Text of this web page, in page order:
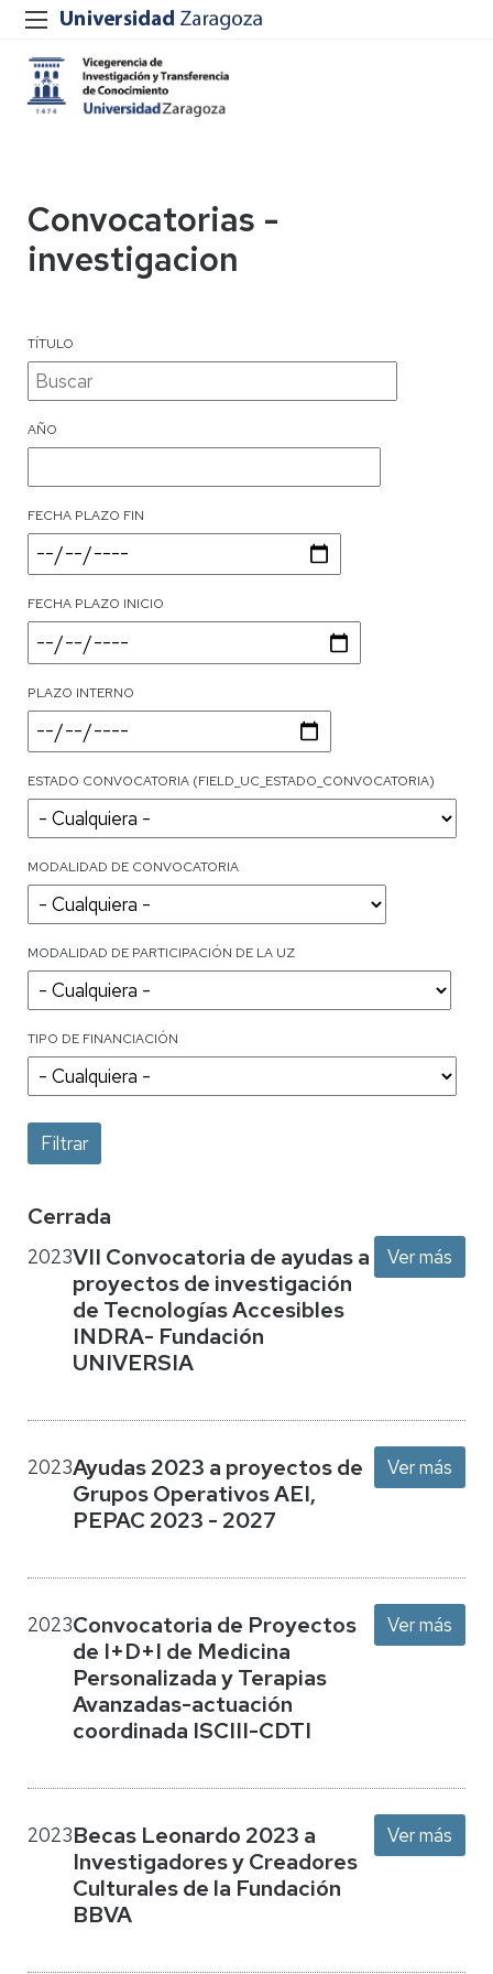
Convocatorias -
investigacion
TÍTULO
AÑO
FECHA PLAZO FIN
FECHA PLAZO INICIO
PLAZO INTERNO
ESTADO CONVOCATORIA (FIELD_UC_ESTADO_CONVOCATORIA)
MODALIDAD DE CONVOCATORIA
MODALIDAD DE PARTICIPACIÓN DE LA UZ
TIPO DE FINANCIACIÓN
Cerrada
2023VII Convocatoria de ayudas a
proyectos de investigación
de Tecnologías Accesibles
INDRA- Fundación
UNIVERSIA
Ver más
2023Ayudas 2023 a proyectos de
Grupos Operativos AEI,
PEPAC 2023 - 2027
Ver más
2023Convocatoria de Proyectos
de I+D+I de Medicina
Personalizada y Terapias
Avanzadas-actuación
coordinada ISCIII-CDTI
Ver más
2023Becas Leonardo 2023 a
Investigadores y Creadores
Culturales de la Fundación
BBVA
Ver más